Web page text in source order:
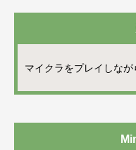
マイクラをプレイしな